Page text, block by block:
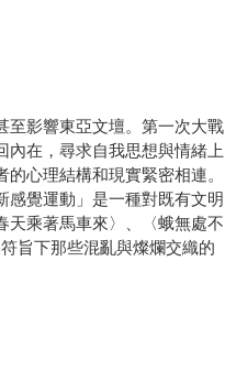
至影響東亞文壇。第一次大戰
內在，尋求自我思想與情緒上
心理結構和現實緊密相連。
感覺運動」是一種對既有文明
天乘著馬車來〉、〈蛾無處不
旨下那些混亂與燦爛交織的